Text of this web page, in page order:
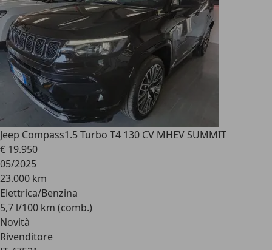
Jeep Compass1.5 Turbo T4 130 CV MHEV SUMMIT
€ 19.950
05/2025
23.000 km
Elettrica/Benzina
5,7 l/100 km (comb.)
Novità
Rivenditore